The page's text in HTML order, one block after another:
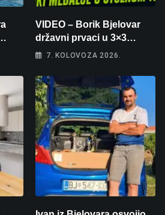
VIDEO – Borik Bjelovar
državni prvaci u 3×3
košarci, Klara Končar je
stolnom tenisu!
7. KOLOVOZA 2026.